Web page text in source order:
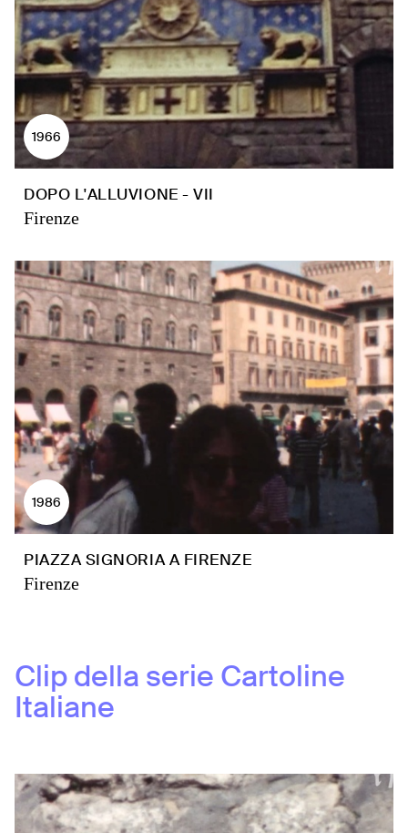
1966
DOPO L'ALLUVIONE - VII
Firenze
1986
PIAZZA SIGNORIA A FIRENZE
Firenze
Clip della serie Cartoline
Italiane